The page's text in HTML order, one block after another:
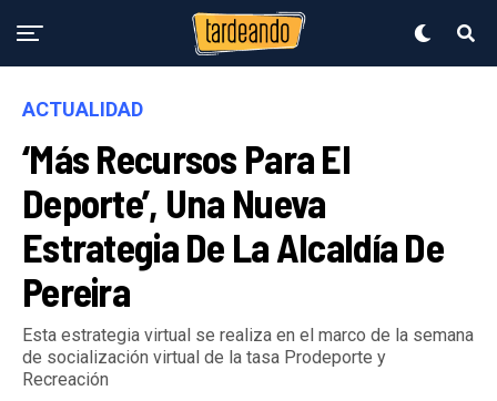
ACTUALIDAD
‘Más Recursos Para El
Deporte’, Una Nueva
Estrategia De La Alcaldía De
Pereira
Esta estrategia virtual se realiza en el marco de la semana
de socialización virtual de la tasa Prodeporte y
Recreación